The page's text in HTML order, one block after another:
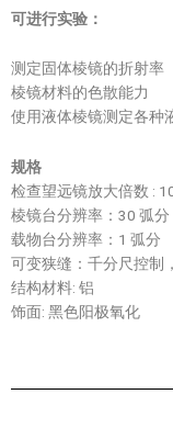
可进行实验：
测定固体棱镜的折射率
棱镜材料的色散能力
使用液体棱镜测定各种
规格
检查望远镜放大倍数 :
棱镜台分辨率：30 弧分
载物台分辨率：1 弧分
可变狭缝：千分尺控制
结构材料: 铝
饰面: 黑色阳极氧化